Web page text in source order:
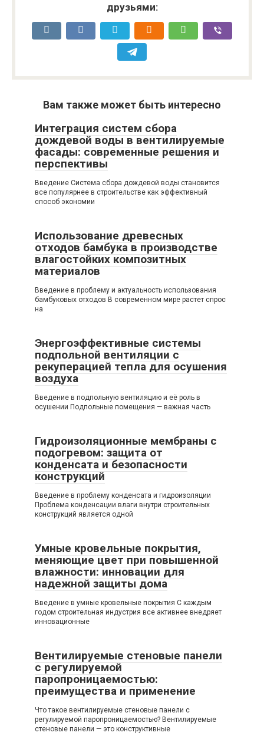
друзьями:
Вам также может быть интересно
Интеграция систем сбора
дождевой воды в вентилируемые
фасады: современные решения и
перспективы
Введение Система сбора дождевой воды становится
все популярнее в строительстве как эффективный
способ экономии
Использование древесных
отходов бамбука в производстве
влагостойких композитных
материалов
Введение в проблему и актуальность использования
бамбуковых отходов В современном мире растет спрос
на
Энергоэффективные системы
подпольной вентиляции с
рекуперацией тепла для осушения
воздуха
Введение в подпольную вентиляцию и её роль в
осушении Подпольные помещения — важная часть
Гидроизоляционные мембраны с
подогревом: защита от
конденсата и безопасности
конструкций
Введение в проблему конденсата и гидроизоляции
Проблема конденсации влаги внутри строительных
конструкций является одной
Умные кровельные покрытия,
меняющие цвет при повышенной
влажности: инновации для
надежной защиты дома
Введение в умные кровельные покрытия С каждым
годом строительная индустрия все активнее внедряет
инновационные
Вентилируемые стеновые панели
с регулируемой
паропроницаемостью:
преимущества и применение
Что такое вентилируемые стеновые панели с
регулируемой паропроницаемостью? Вентилируемые
стеновые панели — это конструктивные